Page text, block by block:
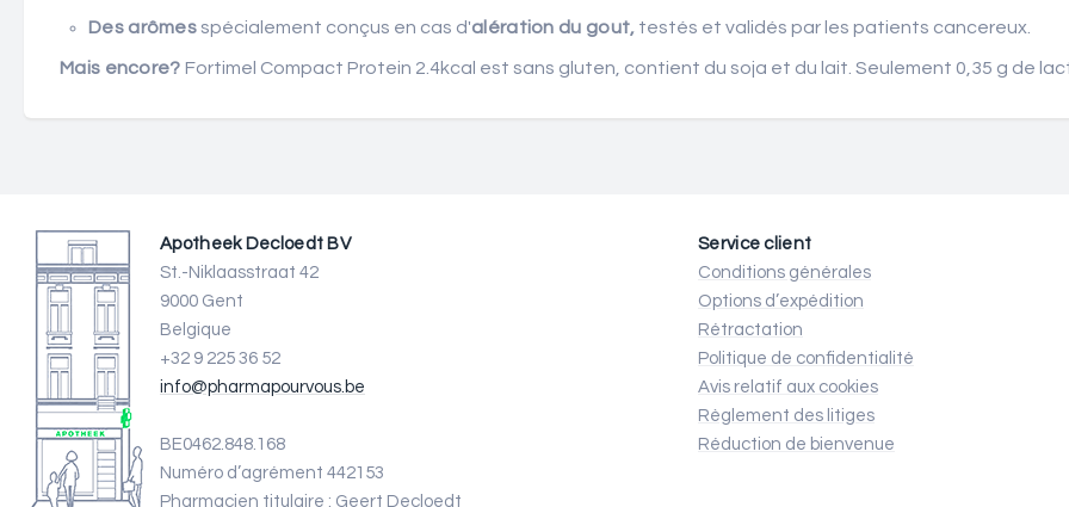
Des arômesspécialement conçus en cas d'alération du gout, testés et validés par les patients cancereux.
Mais encore? Fortimel Compact Protein 2.4kcal est sans gluten, contient du soja et du lait. Seulement 0,35 g de
Apotheek Decloedt BV
St.-Niklaasstraat 42
9000 Gent
Belgique
+32 9 225 36 52
info@pharmapourvous.be
BE0462.848.168
Numéro d’agrément 442153
Pharmacien titulaire : Geert Decloedt
Service client
Conditions générales
Options d’expédition
Rétractation
Politique de confidentialité
Avis relatif aux cookies
Règlement des litiges
Réduction de bienvenue